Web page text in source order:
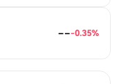
---0.35%